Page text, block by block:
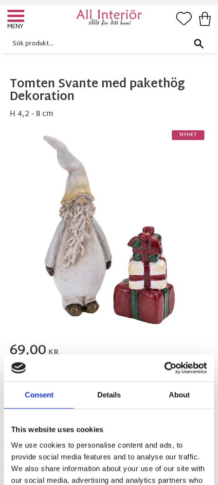
Consent Details About
This website uses cookies
We use cookies to personalise content and ads, to
provide social media features and to analyse our traffic.
We also share information about your use of our site with
our social media, advertising and analytics partners who
Meny
Tomten Svante med pakethög
Dekoration
H 4,2 - 8 cm
NYHET
69,00 KR
st KÖP
Nääsgränsgården
Fri frakt över 995kr
Snabba leveranser
Enkel betalning med Klarna